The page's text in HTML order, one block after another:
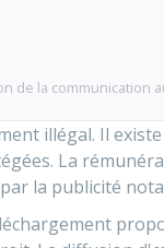
de la communication
illégal. Il
La
la publicité